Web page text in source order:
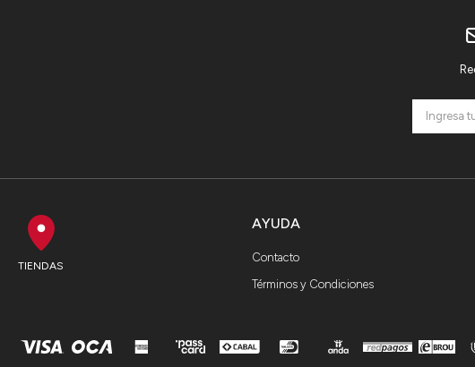
TIENDAS
AYUDA
Contacto
Términos y Condiciones